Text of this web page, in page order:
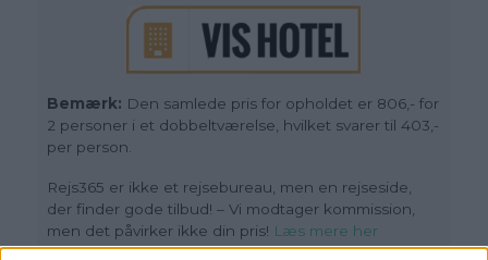
Bemærk: Den samlede pris for opholdet er 806,- for
2 personer i et dobbeltværelse, hvilket svarer til 403,-
per person.
Rejs365 er ikke et rejsebureau, men en rejseside,
der finder gode tilbud! – Vi modtager kommission,
men det påvirker ikke din pris! Læs mere her